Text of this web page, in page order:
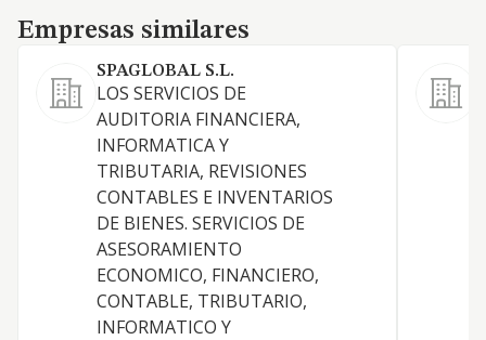
Empresas similares
Empresas similares
SPAGLOBAL S.L.
LOS SERVICIOS DE
AUDITORIA FINANCIERA,
INFORMATICA Y
TRIBUTARIA, REVISIONES
CONTABLES E INVENTARIOS
DE BIENES. SERVICIOS DE
ASESORAMIENTO
ECONOMICO, FINANCIERO,
CONTABLE, TRIBUTARIO,
INFORMATICO Y